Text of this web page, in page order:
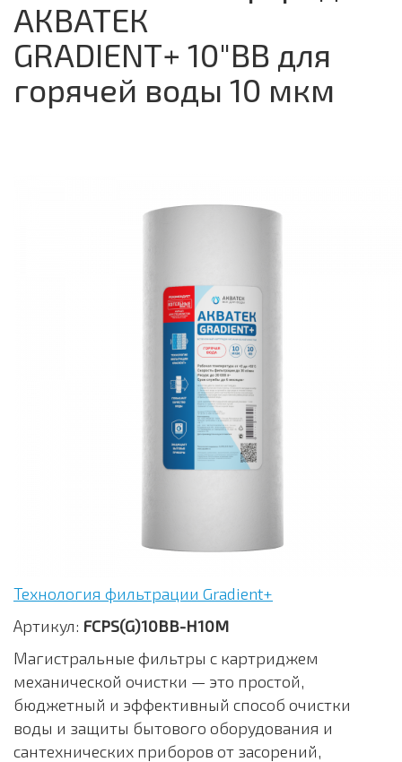
АКВАТЕК
GRADIENT+ 10"ВВ для
горячей воды 10 мкм
Технология фильтрации Gradient+
Артикул: FCPS(G)10BB-H10M
Магистральные фильтры с картриджем
механической очистки — это простой,
бюджетный и эффективный способ очистки
воды и защиты бытового оборудования и
сантехнических приборов от засорений,